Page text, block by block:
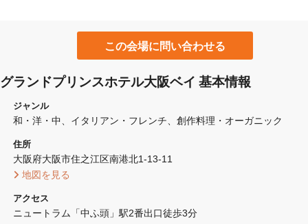
この会場に問い合わせる
グランドプリンスホテル大阪ベイ 基本情報
ジャンル
和・洋・中 イタリアン・フレンチ 創作料理・オーガニック
住所
大阪府大阪市住之江区南港北1-13-11
地図を見る
アクセス
ニュートラム「中ふ頭」駅2番出口徒歩3分